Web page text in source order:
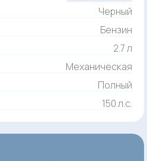
Черный
Бензин
2.7 л
Механическая
Полный
150 л.с.